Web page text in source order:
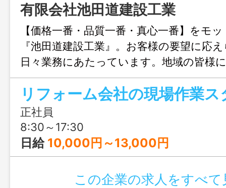
有限会社池田道建設工業
【価格一番・品質一番・真心一番】をモ
『池田道建設工業』。お客様の要望に応
日々業務にあたっています。地域の皆様
れる会社である為に、日々勉強し、経験
思いを形にするためのお仕事を一緒にし
リフォーム会社の現場作業ス
正社員
8:30～17:30
日給 10,000円～13,000円
この企業の求人をすべて